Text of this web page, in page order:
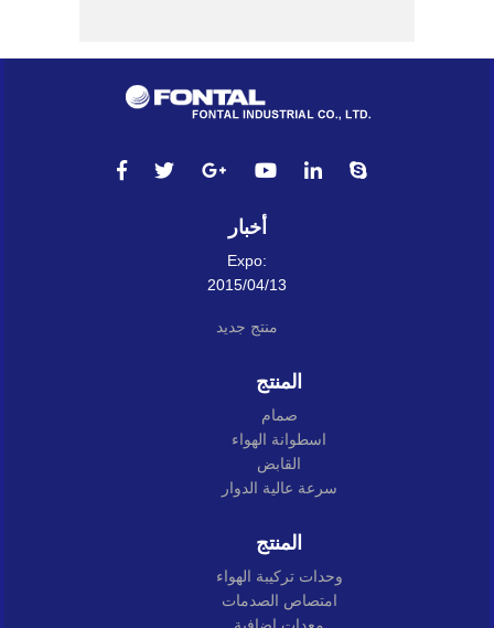
أخبار
Expo:
2015/04/13
منتج جديد
المنتج
صمام
اسطوانة الهواء
القابض
سرعة عالية الدوار
المنتج
وحدات تركيبة الهواء
امتصاص الصدمات